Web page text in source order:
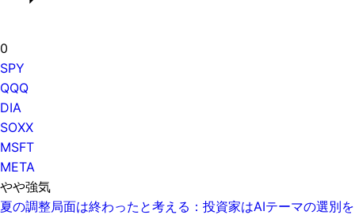
0
SPY
QQQ
DIA
SOXX
MSFT
META
やや強気
夏の調整局面は終わったと考える：投資家はAIテーマの選別を